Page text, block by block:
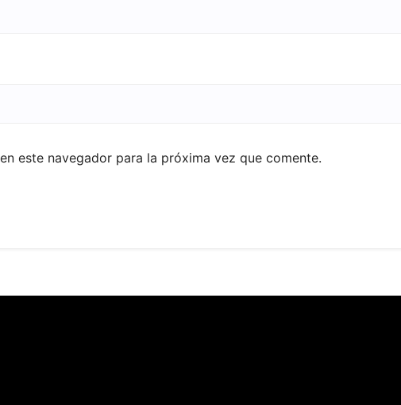
este navegador para la próxima vez que comente.